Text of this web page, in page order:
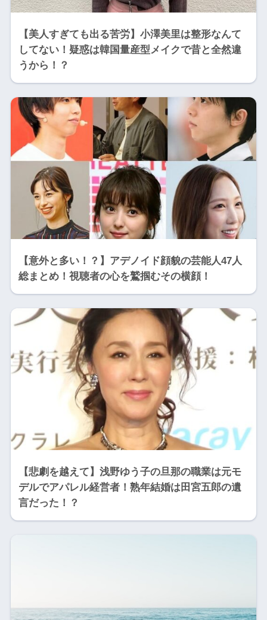
【美人すぎても出る苦労】小澤美里は整形なんて
してない！疑惑は韓国量産型メイクで昔と全然違
うから！？
【意外と多い！？】アデノイド顔貌の芸能人47人
総まとめ！視聴者の心を鷲掴むその横顔！
【悲劇を越えて】浅野ゆう子の旦那の職業は元モ
デルでアパレル経営者！熟年結婚は田宮五郎の遺
言だった！？